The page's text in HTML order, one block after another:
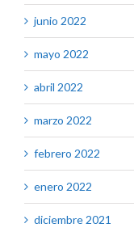
junio 2022
mayo 2022
abril 2022
marzo 2022
febrero 2022
enero 2022
diciembre 2021